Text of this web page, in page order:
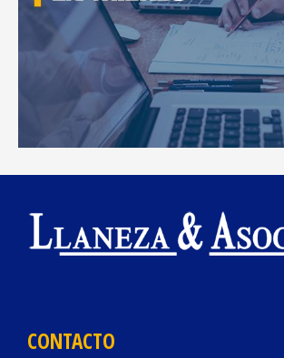
CONTACTO